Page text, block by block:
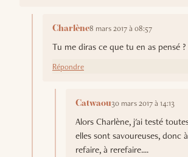
Charlène8 mars 2017 à 08:57
Tu me diras ce que tu en as pensé ?
Répondre
Catwaou30 mars 2017 à 14:13
Alors Charlène, j'ai testé
elles sont savoureuses, donc
refaire, à rerefaire....